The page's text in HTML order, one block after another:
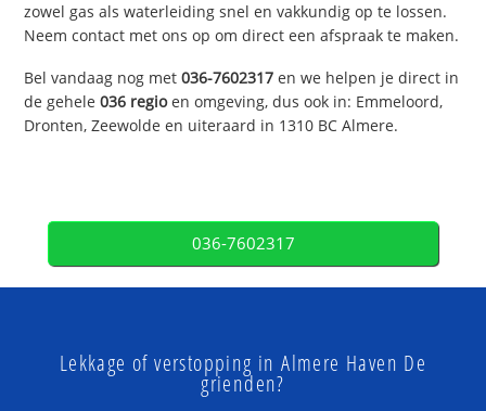
zowel gas als waterleiding snel en vakkundig op te lossen.
Neem contact met ons op om direct een afspraak te maken.
Bel vandaag nog met036-7602317 en we helpen je direct in
de gehele036 regioen omgeving, dus ook in: Emmeloord,
Dronten, Zeewolde en uiteraard in 1310 BC Almere.
036-7602317
Lekkage of verstopping in Almere Haven De
grienden?